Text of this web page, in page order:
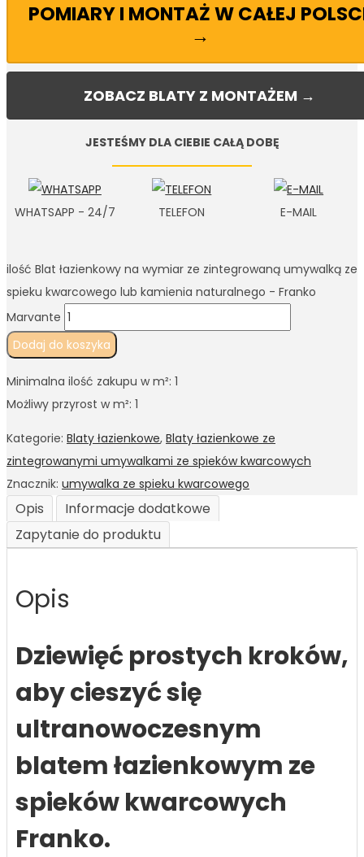
POMIARY I MONTAŻ W CAŁEJ
→
ZOBACZ BLATY Z MONTAŻEM →
JESTEŚMY DLA CIEBIE CAŁĄ DOBĘ
WHATSAPP - 24/7 TELEFON E-MAIL
ilość Blat łazienkowy na wymiar ze zintegrowaną umywalką ze
spieku kwarcowego lub kamienia naturalnego - Franko
Marvante
Dodaj do koszyka
Minimalna ilość zakupu w m²: 1
Możliwy przyrost w m²: 1
Kategorie: Blaty łazienkowe, Blaty łazienkowe ze
zintegrowanymi umywalkami ze spieków kwarcowych
Znacznik: umywalka ze spieku kwarcowego
Opis
Informacje dodatkowe
Zapytanie do produktu
Opis
Dziewięć prostych kroków,
aby cieszyć się
ultranowoczesnym
blatem łazienkowym ze
spieków kwarcowych
Franko.